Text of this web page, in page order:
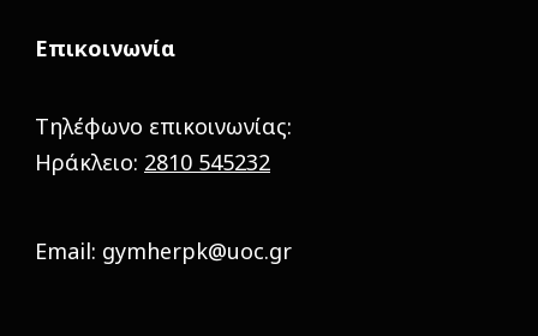
Επικοινωνία
Τηλέφωνο επικοινωνίας:
Ηράκλειο: 2810 545232
Email: gymherpk@uoc.gr